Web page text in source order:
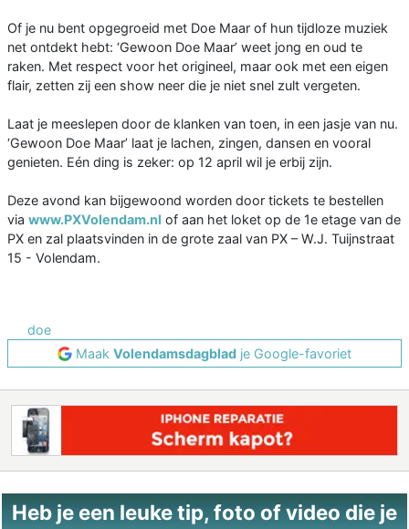
Of je nu bent opgegroeid met Doe Maar of hun tijdloze muziek
net ontdekt hebt: ‘Gewoon Doe Maar’ weet jong en oud te
raken. Met respect voor het origineel, maar ook met een eigen
flair, zetten zij een show neer die je niet snel zult vergeten.
Laat je meeslepen door de klanken van toen, in een jasje van nu.
‘Gewoon Doe Maar’ laat je lachen, zingen, dansen en vooral
genieten. Eén ding is zeker: op 12 april wil je erbij zijn.
Deze avond kan bijgewoond worden door tickets te bestellen
via www.PXVolendam.nl of aan het loket op de 1e etage van de
PX en zal plaatsvinden in de grote zaal van PX – W.J. Tuijnstraat
15 - Volendam.
doe
Maak Volendamsdagblad je Google-favoriet
Heb je een leuke tip, foto of video die je